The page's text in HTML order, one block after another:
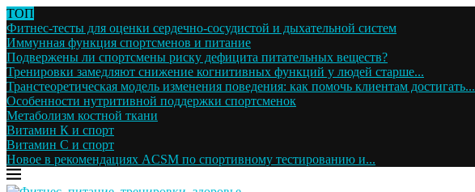
ТОП
Фитнес-тесты для оценки сердечно-сосудистой и дыхательной систем
Иммунная функция спортсменов и питание
Подвержены ли спортсмены риску дефицита питательных веществ?
Тренировки замедляют снижение когнитивных функций у людей старше...
Транстеоретическая модель изменения поведения: как помочь клиентам достигать...
Особенности нутритивной поддержки спортсменок
Метаболизм костной ткани
Витамин К и спорт
Витамин С и спорт
Новое в рекомендациях ACSM по спортивному тестированию и...